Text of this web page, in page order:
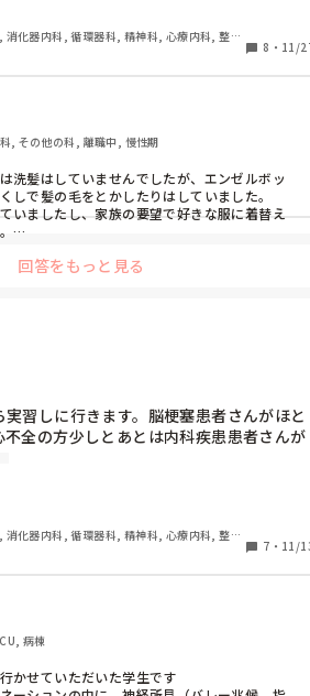
りに行ったりとタイムロスもありまし
酷いのでしょうか。エンゼルケアといいま
無でした。朝も看護師が「夜にしななかっ
かな…めんどくさ…」と言っていて、業務
かっている反面倫理的にどうなのかなと思
消化器内科, 循環器科, 精神科, 心療内科, 整形
院, 慢性期, 回復期, 終末期, オペ室, 透析
8 ・ 11/
, その他の科, 離職中, 慢性期
洗髪はしていませんでしたが、エンゼルボッ
しで髪の毛をとかしたりはしていました。
いましたし、家族の要望で好きな服に着替え
んよね。
回答をもっと見る
習しに行きます。脳梗塞患者さんがほと
全の方少しとあとは内科疾患患者さんが
な知識を教えて頂きたいです。下記は再度
。
嚥性肺炎・糖尿病の病態生理
嚥性肺炎・糖尿病の主な治療薬と副作用、
理由
ネーション(呼吸器・循環器・意識レベル
ペンライトを使った瞳孔の確認方法(対光
消化器内科, 循環器科, 精神科, 心療内科, 整形
院, 慢性期, 回復期, 終末期, オペ室, 透析
7 ・ 11/
病棟
かせていただいた学生です